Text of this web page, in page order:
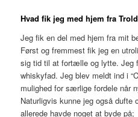
Hvad fik jeg med hjem fra
Jeg fik en del med hjem fra mit
Først og fremmest fik jeg en
sig tid til at fortælle og lytte. Jeg
whiskyfad. Jeg blev meldt ind i
mulighed for særlige fordele når
Naturligvis kunne jeg også dufte
allerede havde noget at byde på;